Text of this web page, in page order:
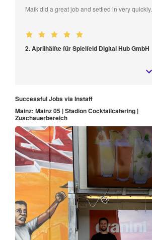
Maik did a great job and settled in very quickly.
2. Aprilhälfte für Spielfeld Digital Hub GmbH
Successful Jobs via Instaff
Mainz: Mainz 05 | Stadion Cocktailcatering |
Zuschauerbereich